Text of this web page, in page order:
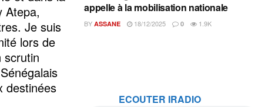
Atepa,
Je suis
lors de
scrutin
destinées
appelle à la mobilisation nationale
BY ASSANE 18/12/2025 0 1.9K
ECOUTER IRADIO